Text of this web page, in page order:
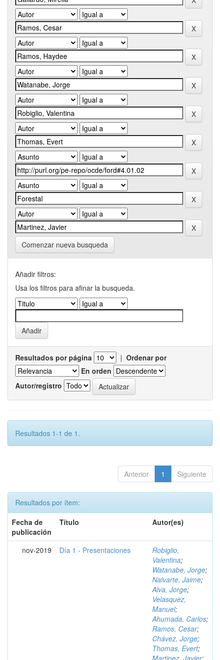
Comenzar nueva busqueda
Añadir filtros:
Usa los filtros para afinar la busqueda.
Resultados por página | Ordenar por
En orden
Autor/registro
Resultados 1-1 de 1.
Anterior 1 Siguiente
Resultados por ítem:
Fecha de
publicación
Título Autor(es)
nov-2019 Día 1 - Presentaciones
Robiglio,
Valentina;
Watanabe, Jorge;
Nalvarte, Jaime;
Alva, Jorge;
Velasquez,
Manuel;
Ahumada, Carlos;
Ramos, Cesar;
Chávez, Jorge;
Thomas, Evert;
Martinez, Javier;